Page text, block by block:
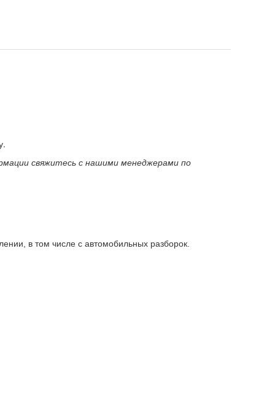
свяжитесь с нашими менеджерами по
в том числе с автомобильных разборок.